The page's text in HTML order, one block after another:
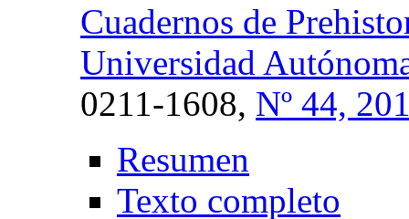
Cuadernos de
Universidad
0211-1608, Nº 44,
Resumen
Texto completo